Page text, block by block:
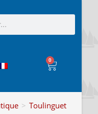
0
> Toulinguet